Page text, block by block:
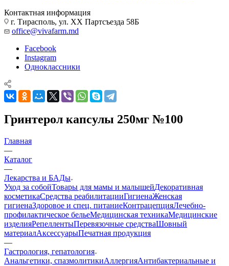
Контактная информация
г. Тирасполь, ул. ХХ Партсъезда 58Б
office@vivafarm.md
Facebook
Instagram
Одноклассники
Гринтерол капсулы 250мг №100
Главная
—
Каталог
—
Лекарства и БАДы
Уход за собойТовары для мамы и малышейДекоративная
косметикаСредства реабилитацииГигиенаЖенская
гигиенаЗдоровое и спец. питаниеКонтрацепцияЛечебно-
профилактическое бельеМедицинская техникаМедицинские
изделияРепеллентыПеревязочные средстваШовный
материалАксессуарыПечатная продукция
—
Гастрология, гепатология
Анальгетики, спазмолитикиАллергияАнтибактериальные и